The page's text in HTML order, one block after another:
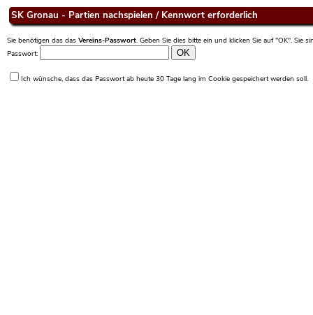
SK Gronau - Partien nachspielen / Kennwort erforderlich
Sie benötigen das das Vereins-Passwort. Geben Sie dies bitte ein und klicken Sie auf "OK". Sie
Passwort:
Ich wünsche, dass das Passwort ab heute 30 Tage lang im Cookie gespeichert werden soll.